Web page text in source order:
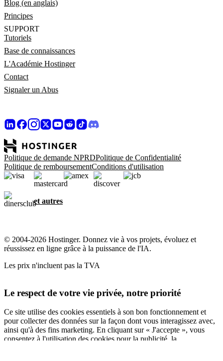
Blog (en anglais)
Principes
SUPPORT
Tutoriels
Base de connaissances
L'Académie Hostinger
Contact
Signaler un Abus
Politique de demande NPRDPolitique de Confidentialité
Politique de remboursementConditions d'utilisation
et autres
© 2004-2026 Hostinger. Donnez vie à vos projets, évoluez et
réussissez en ligne grâce à la puissance de l'IA.
Les prix n'incluent pas la TVA
Le respect de votre vie privée, notre priorité
Ce site utilise des cookies essentiels à son bon fonctionnement et
pour collecter des données sur la façon dont vous interagissez avec,
ainsi qu'à des fins marketing. En cliquant sur « J'accepte », vous
consentez à l'utilisation des cookies pour la publicité, la